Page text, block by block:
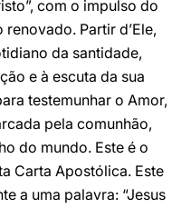
com o impulso do
Partir d’Ele,
da santidade,
e à escuta da sua
testemunhar o Amor,
pela comunhão,
do mundo. Este é o
Carta Apostólica. Este
a uma palavra: “Jesus